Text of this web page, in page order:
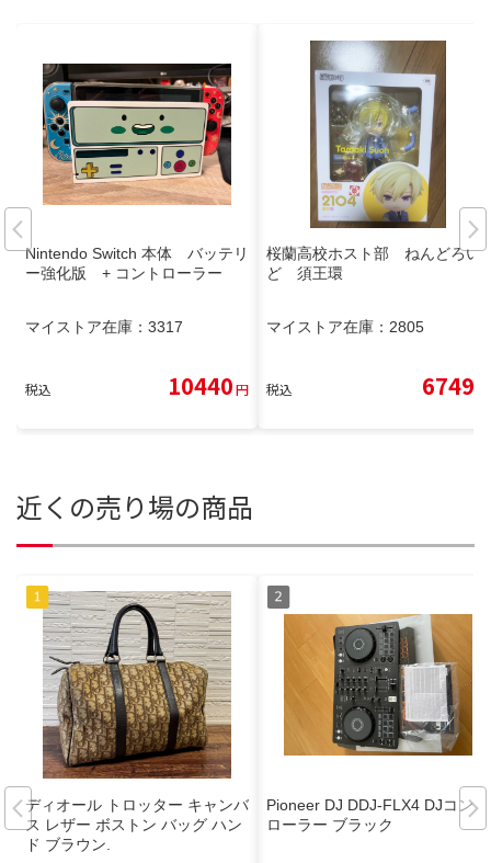
Nintendo Switch 本体 バッテリ
ー強化版 + コントローラー
マイストア在庫： 3317
税込 10440円
桜蘭高校ホスト部 ねんどろい
ど 須王環
マイストア在庫： 2805
税込 6749
近くの売り場の商品
ディオール トロッター キャンバ
ス レザー ボストン バッグ ハン
ド ブラウン.
Pioneer DJ DDJ-FLX4 DJコント
ローラー ブラック